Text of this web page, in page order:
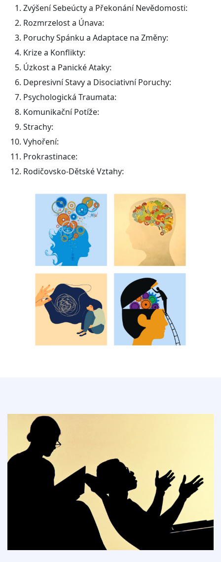
Zvýšení Sebeúcty a Překonání Nevědomosti:
Rozmrzelost a Únava:
Poruchy Spánku a Adaptace na Změny:
Krize a Konflikty:
Úzkost a Panické Ataky:
Depresivní Stavy a Disociativní Poruchy:
Psychologická Traumata:
Komunikační Potíže:
Strachy:
Vyhoření:
Prokrastinace:
Rodičovsko-Dětské Vztahy: